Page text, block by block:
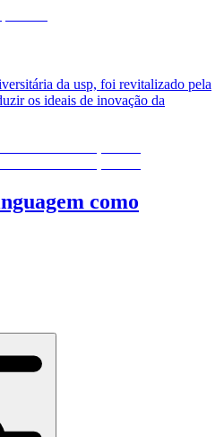
da usp, foi revitalizado pela
os ideais de inovação da
como